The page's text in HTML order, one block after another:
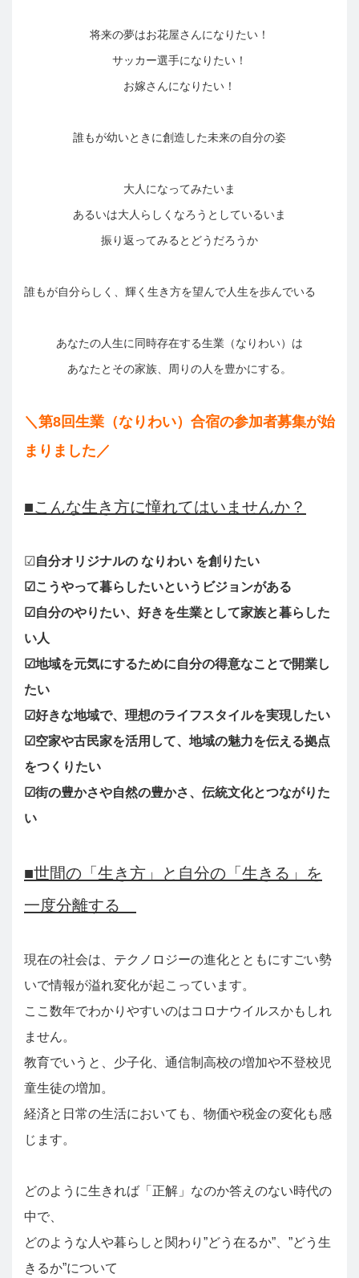
将来の夢はお花屋さんになりたい！
サッカー選手になりたい！
お嫁さんになりたい！
誰もが幼いときに創造した未来の自分の姿
大人になってみたいま
あるいは大人らしくなろうとしているいま
振り返ってみるとどうだろうか
誰もが自分らしく、輝く生き方を望んで人生を歩んでいる
あなたの人生に同時存在する生業（なりわい）は
あなたとその家族、周りの人を豊かにする。
＼第8回生業（なりわい）合宿の参加者募集が始
まりました／
■こんな生き方に憧れてはいませんか？
☑自分オリジナルの なりわい を創りたい
☑こうやって暮らしたいというビジョンがある
☑自分のやりたい、好きを生業として家族と暮らした
い人
☑地域を元気にするために自分の得意なことで開業し
たい
☑好きな地域で、理想のライフスタイルを実現したい
☑空家や古民家を活用して、地域の魅力を伝える拠点
をつくりたい
☑街の豊かさや自然の豊かさ、伝統文化とつながりた
い
■世間の「生き方」と自分の「生きる」を
一度分離する
現在の社会は、テクノロジーの進化とともにすごい勢
いで情報が溢れ変化が起こっています。
ここ数年でわかりやすいのはコロナウイルスかもしれ
ません。
教育でいうと、少子化、通信制高校の増加や不登校児
童生徒の増加。
経済と日常の生活においても、物価や税金の変化も感
じます。
どのように生きれば「正解」なのか答えのない時代の
中で、
どのような人や暮らしと関わり”どう在るか”、”どう生
きるか”について